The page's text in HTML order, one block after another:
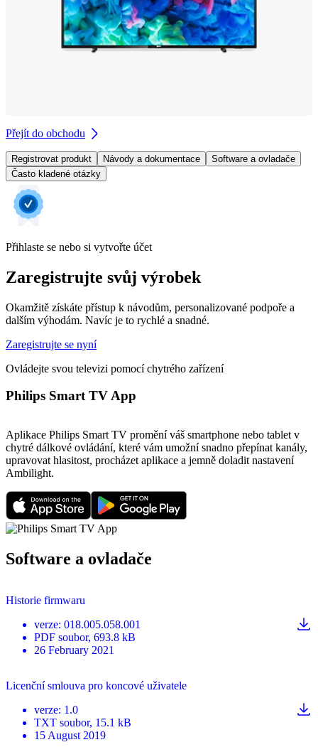
Přejít do obchodu
Registrovat produkt Návody a dokumentace
Software a ovladače
Často kladené otázky
Přihlaste se nebo si vytvořte účet
Zaregistrujte svůj výrobek
Okamžitě získáte přístup k návodům, personalizované podpoře a
dalším výhodám. Navíc je to rychlé a snadné.
Zaregistrujte se nyní
Ovládejte svou televizi pomocí chytrého zařízení
Philips Smart TV App
Aplikace Philips Smart TV promění váš smartphone nebo tablet v
chytré dálkové ovládání, které vám umožní snadno přepínat kanály,
upravovat hlasitost, procházet aplikace a jemně doladit nastavení
Ambilight.
Software a ovladače
Historie firmwaru
verze: 018.005.058.001
PDF soubor, 693.8 kB
26 February 2021
Licenční smlouva pro koncové uživatele
verze: 1.0
TXT soubor, 15.1 kB
15 August 2019